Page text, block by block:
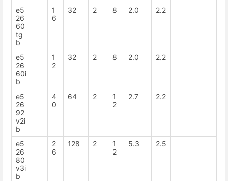
e5
26
60
tg
b
1
6
32 2 8 2.0 2.2
e5
26
60i
b
1
2
32 2 8 2.0 2.2
e5
26
92
v2i
b
4
0
64 2
1
2
2.7 2.2
e5
26
80
v3i
b
2
6
128 2
1
2
5.3 2.5